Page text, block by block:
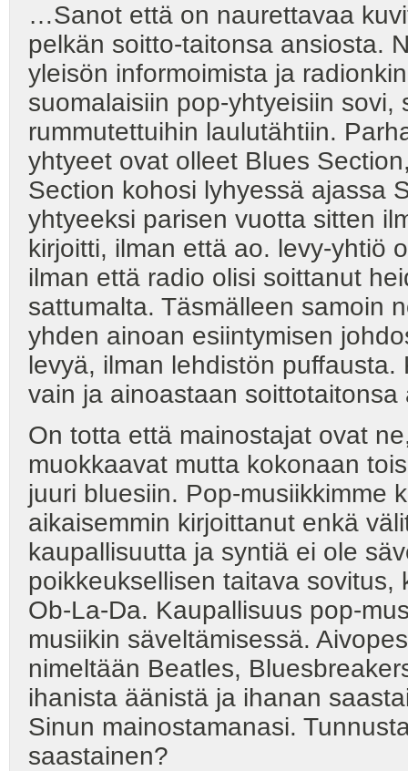
…Sanot että on naurettavaa
pelkän soitto-taitonsa ansiosta.
yleisön informoimista ja
suomalaisiin pop-yhtyeisiin
rummutettuihin laulutähtiin.
yhtyeet ovat olleet Blues
Section kohosi lyhyessä ajassa
yhtyeeksi parisen vuotta sitten
kirjoitti, ilman että ao. levy-yhtiö
ilman että radio olisi soittanut
sattumalta. Täsmälleen samoin
yhden ainoan esiintymisen
levyä, ilman lehdistön
vain ja ainoastaan soittotaitonsa
On totta että mainostajat ovat
muokkaavat mutta kokonaan
juuri bluesiin. Pop-musiikkimme
aikaisemmin kirjoittanut enkä
kaupallisuutta ja syntiä ei ole
poikkeuksellisen taitava
Ob-La-Da. Kaupallisuus pop-
musiikin säveltämisessä.
nimeltään Beatles,
ihanista äänistä ja ihanan
Sinun mainostamanasi.
saastainen?